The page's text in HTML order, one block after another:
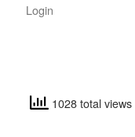
Login
1028 total views